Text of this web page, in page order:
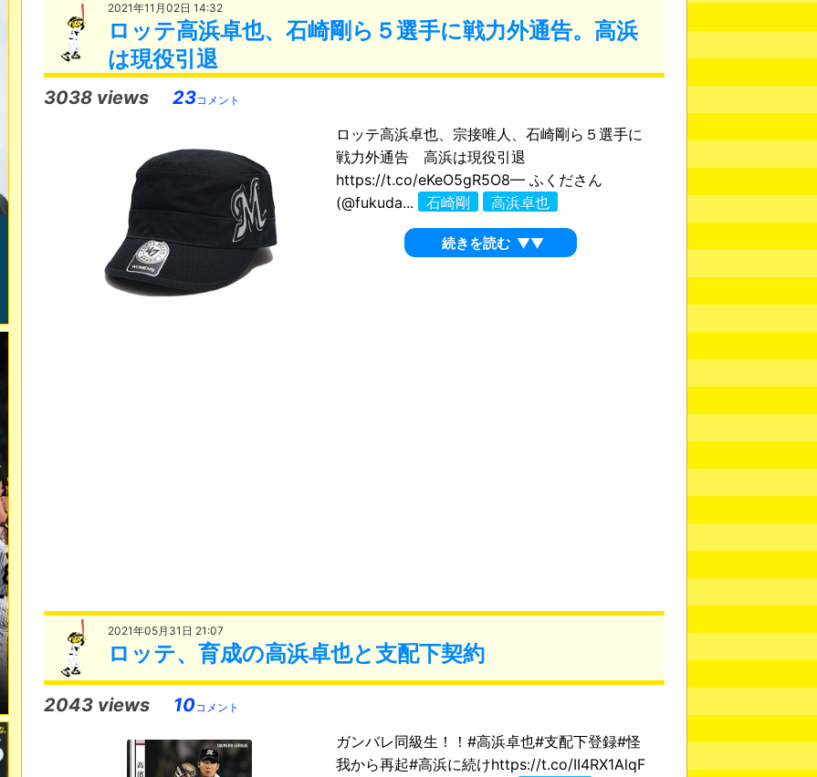
2021年11月02日 14:32
ロッテ高浜卓也、石崎剛ら５選手に戦力外通告。高浜
は現役引退
3038 views 23コメント
ロッテ高浜卓也、宗接唯人、石崎剛ら５選手に
戦力外通告 高浜は現役引退
https://t.co/eKeO5gR5O8— ふくださん
(@fukuda...
石崎剛 高浜卓也
続きを読む ▼▼
2021年05月31日 21:07
ロッテ、育成の高浜卓也と支配下契約
2043 views 10コメント
ガンバレ同級生！！#高浜卓也#支配下登録#怪
我から再起#高浜に続けhttps://t.co/II4RX1AlqF